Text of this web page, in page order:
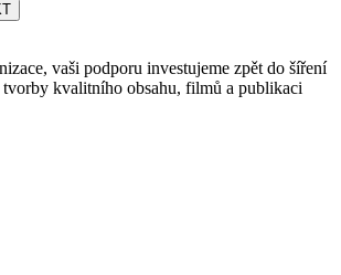
vaši podporu investujeme zpět do šíření
kvalitního obsahu, filmů a publikaci